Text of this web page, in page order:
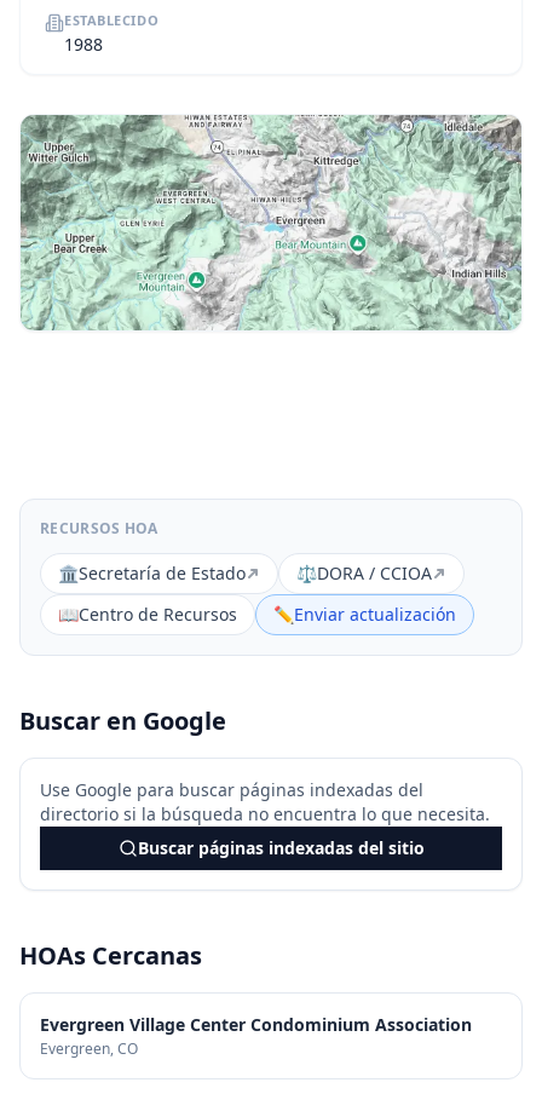
ESTABLECIDO
1988
RECURSOS HOA
🏛️Secretaría de Estado ⚖️DORA / CCIOA
📖Centro de Recursos ✏️Enviar actualización
Buscar en Google
Use Google para buscar páginas indexadas del
directorio si la búsqueda no encuentra lo que necesita.
Buscar páginas indexadas del sitio
HOAs Cercanas
Evergreen Village Center Condominium Association
Evergreen, CO